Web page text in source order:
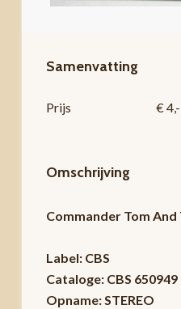
Samenvatting
Prijs € 4,-
Omschrijving
Commander Tom And
Label: CBS
Cataloge: CBS 650949
Opname: STEREO